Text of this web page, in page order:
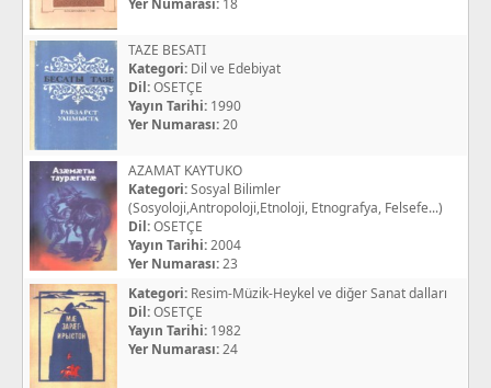
Yer Numarası: 18
TAZE BESATI
Kategori: Dil ve Edebiyat
Dil:OSETÇE
Yayın Tarihi: 1990
Yer Numarası:20
AZAMAT KAYTUKO
Kategori:Sosyal Bilimler
(Sosyoloji,Antropoloji,Etnoloji, Etnografya, Felsefe...)
Dil:OSETÇE
Yayın Tarihi:2004
Yer Numarası:23
Kategori: Resim-Müzik-Heykel ve diğer Sanat dalları
Dil:OSETÇE
Yayın Tarihi: 1982
Yer Numarası:24